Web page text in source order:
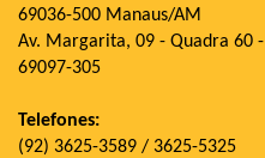
69036-500 Manaus/AM
Av. Margarita, 09 - Quadra 60
69097-305
Telefones:
(92) 3625-3589 / 3625-5325